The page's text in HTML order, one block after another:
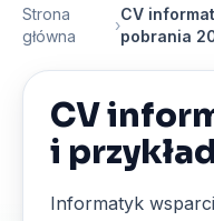
Strona
główna
›
CV
pobrania
CV
i
Informatyk